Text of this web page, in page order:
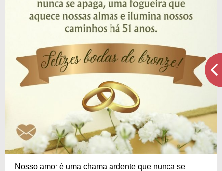
Nosso amor é uma chama ardente que nunca se